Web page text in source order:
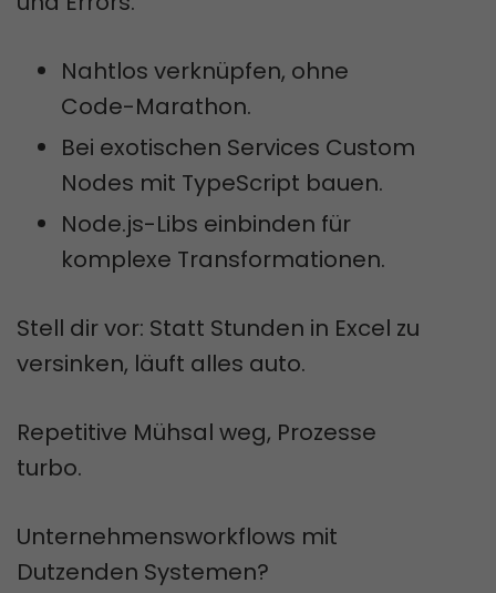
Nahtlos verknüpfen, ohne
Code-Marathon.
Bei exotischen Services Custom
Nodes mit TypeScript bauen.
Node.js-Libs einbinden für
komplexe Transformationen.
Stell dir vor: Statt Stunden in Excel zu
versinken, läuft alles auto.
Repetitive Mühsal weg, Prozesse
turbo.
Unternehmensworkflows mit
Dutzenden Systemen?